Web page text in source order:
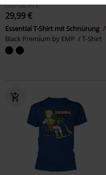
UVP34,99 €
29,99 €
Essential T-Shirt mit Schnürung
Black Premium by EMP
T-Shirt